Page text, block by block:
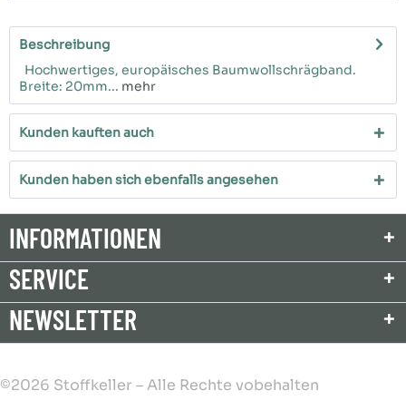
Beschreibung
Hochwertiges, europäisches Baumwollschrägband.
Breite: 20mm... mehr
Kunden kauften auch
Kunden haben sich ebenfalls angesehen
INFORMATIONEN
SERVICE
NEWSLETTER
©2026 Stoffkeller – Alle Rechte vobehalten